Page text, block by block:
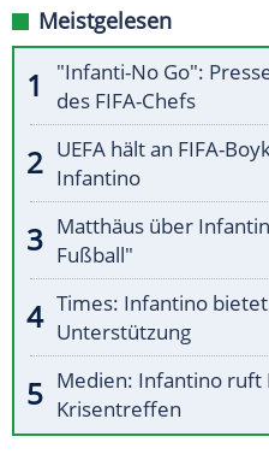
Meistgelesen
"Infanti-No Go":
des FIFA-Chefs
UEFA hält an FIFA-
Infantino
Matthäus über
Fußball"
Times: Infantino
Unterstützung
Medien: Infantino ruft
Krisentreffen